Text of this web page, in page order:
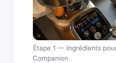
Étape 1 — Ingrédients
Companion